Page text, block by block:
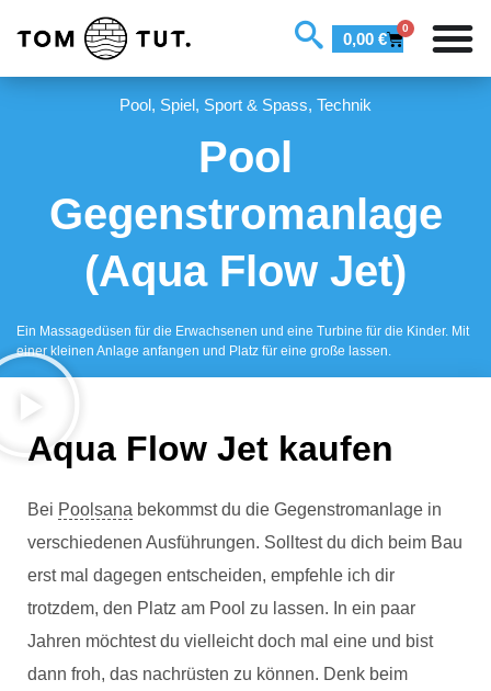
0,00 €
0
Pool, Spiel, Sport & Spass, Technik
Pool
Gegenstromanlage
(Aqua Flow Jet)
Ein Massagedüsen für die Erwachsenen und eine Turbine für die Kinder. Mit
einer kleinen Anlage anfangen und Platz für eine große lassen.
Aqua Flow Jet kaufen
Bei Poolsana bekommst du die Gegenstromanlage in
verschiedenen Ausführungen. Solltest du dich beim Bau
erst mal dagegen entscheiden, empfehle ich dir
trotzdem, den Platz am Pool zu lassen. In ein paar
Jahren möchtest du vielleicht doch mal eine und bist
dann froh, das nachrüsten zu können. Denk beim